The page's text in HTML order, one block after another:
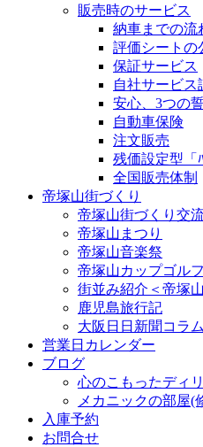
販売時のサービス
納車までの流
評価シートの
保証サービス
自社サービス
安心、3つの
自動車保険
注文販売
残価設定型「ﾊ
全国販売体制
帝塚山街づくり
帝塚山街づくり交
帝塚山まつり
帝塚山音楽祭
帝塚山カップゴル
街並み紹介＜帝塚
鹿児島旅行記
大阪日日新聞コラ
営業日カレンダー
ブログ
心のこもったディ
メカニックの部屋(
入庫予約
お問合せ